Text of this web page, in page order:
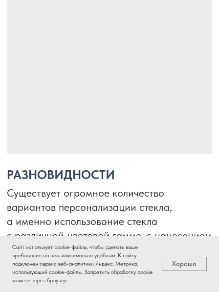
Сайт использует cookie-файлы, чтобы сделать ваше
пребывание на нем максимально удобным. К cайту
подключен сервис веб-аналитики Яндекс. Метрика,
использующий cookie-файлы. Запретить обработку cookie
можете через браузер.
Хорошо